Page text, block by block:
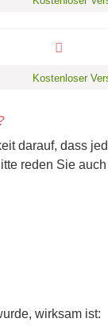
Kostenloser
darauf, dass
reden Sie
wirksam ist: